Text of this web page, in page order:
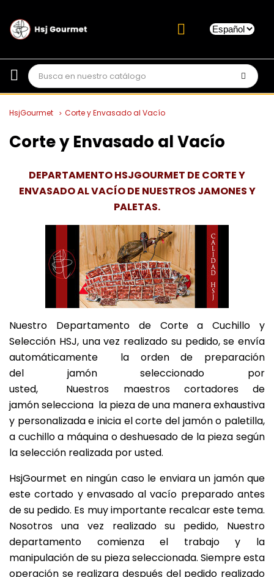
HsjGourmet Corte y Envasado al Vacío
Corte y Envasado al Vacío
DEPARTAMENTO HSJGOURMET DE CORTE Y
ENVASADO AL VACÍO DE NUESTROS JAMONES Y
PALETAS.
Nuestro Departamento de Corte a Cuchillo y
Selección HSJ, una vez realizado su pedido, se envía
automáticamente la orden de preparación
del jamón seleccionado por
usted, Nuestros maestros cortadores de
jamón selecciona la pieza de una manera exhaustiva
y personalizada e inicia el corte del jamón o paletilla,
a cuchillo a máquina o deshuesado de la pieza según
la selección realizada por usted.
HsjGourmet en ningún caso le enviara un jamón que
este cortado y envasado al vacío preparado antes
de su pedido. Es muy importante recalcar este tema.
Nosotros una vez realizado su pedido, Nuestro
departamento comienza el trabajo y la
manipulación de su pieza seleccionada. Siempre esta
operación se realizara después del pedido realizado